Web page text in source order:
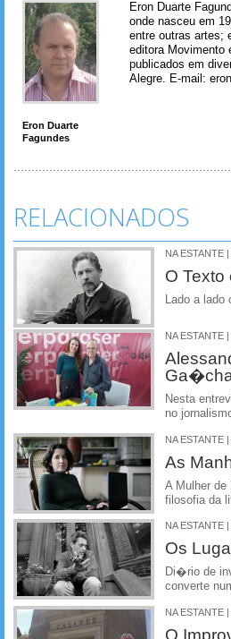
Eron Duarte
Fagundes
Eron Duarte
onde nasceu em
entre outras artes;
editora Movimento
publicados em
Alegre. E-mail:
RELACIONADOS
NA ESTANTE
O
Lado a
NA ESTANTE
Nesta
no
NA ESTANTE
As
A Mulher
filosofia da
NA ESTANTE
Os
Di�rio de
converte
NA ESTANTE
O